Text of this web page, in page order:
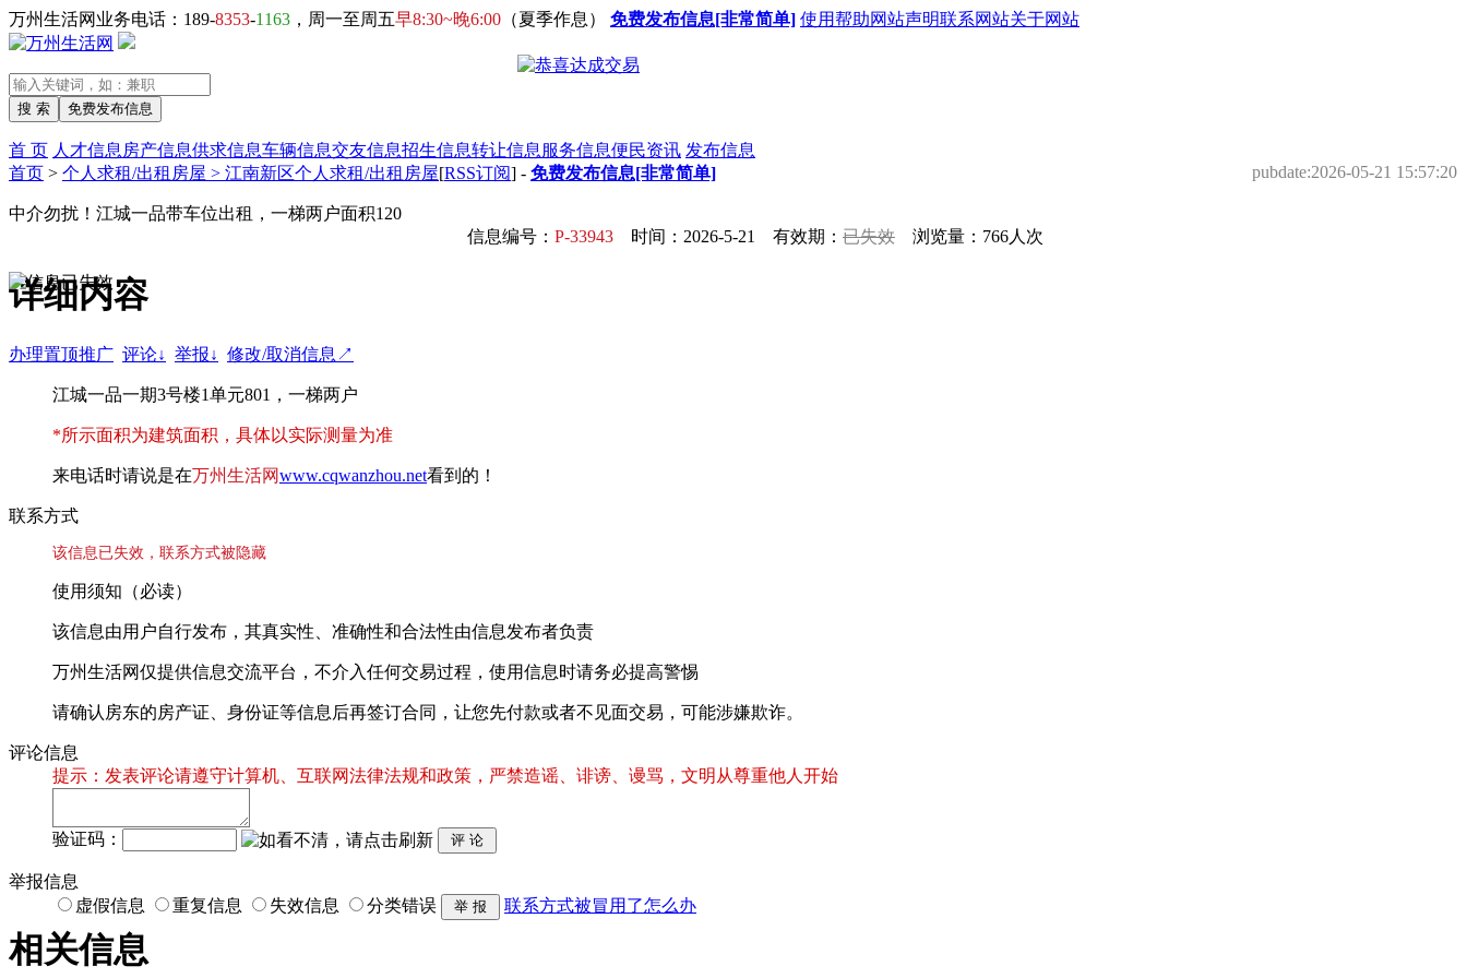
万州生活网业务电话：189-8353-1163 ，周一至周五早8:30~晚6:00 （夏季作息） 免费发布信息[非常简单] 使用帮助网站声明联系网站关于网站
首 页 人才信息 房产信息供求信息车辆信息交友信息招生信息转让信息 服务信息便民资讯 发布信息
首页 > 个人求租/出租房屋 > 江南新区个人求租/出租房屋[RSS订阅] - 免费发布信息[非常简单] pubdate:2026-05-21 15:57:20
中介勿扰！江城一品带车位出租，一梯两户面积120
信息编号： P-33943 时间：2026-5-21 有效期： 已失效 浏览量：766人次
详细内容
办理置顶推广 评论↓ 举报↓ 修改/取消信息↗
江城一品一期3号楼1单元801，一梯两户
*所示面积为建筑面积，具体以实际测量为准
来电话时请说是在万州生活网www.cqwanzhou.net看到的！
联系方式
该信息已失效，联系方式被隐藏
使用须知（必读）
该信息由用户自行发布，其真实性、准确性和合法性由信息发布者负责
万州生活网仅提供信息交流平台，不介入任何交易过程，使用信息时请务必提高警惕
请确认房东的房产证、身份证等信息后再签订合同，让您先付款或者不见面交易，可能涉嫌欺诈。
评论信息
提示：发表评论请遵守计算机、互联网法律法规和政策，严禁造谣、诽谤、谩骂，文明从尊重他人开始
验证码：
举报信息
虚假信息
重复信息 失效信息 分类错误 联系方式被冒用了怎么办
相关信息